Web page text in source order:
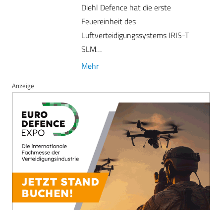
Diehl Defence hat die erste
Feuereinheit des
Luftverteidigungssystems IRIS-T
SLM…
Mehr
Anzeige